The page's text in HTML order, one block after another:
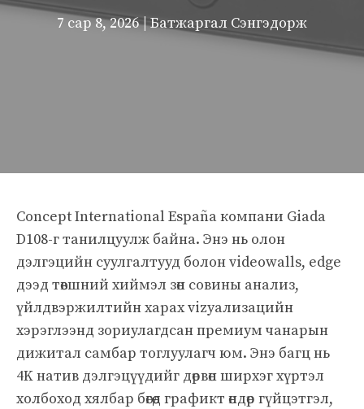
7 сар 8, 2026 | Батжаргал Сэнгэдорж
Concept International España компани Giada
D108-г танилцуулж байна. Энэ нь олон
дэлгэцийн суулгалтууд болон videowalls, edge
дээд төвшний хиймэл зөн совины анализ,
үйлдвэржилтийн харах vizуализацийн
хэрэглээнд зориулагдсан премиум чанарын
дижитал самбар тоглуулагч юм. Энэ багц нь
4K натив дэлгэцүүдийг дөрвөн ширхэг хүртэл
холбоход хялбар бөгөөд графикт өндөр гүйцэтгэл,